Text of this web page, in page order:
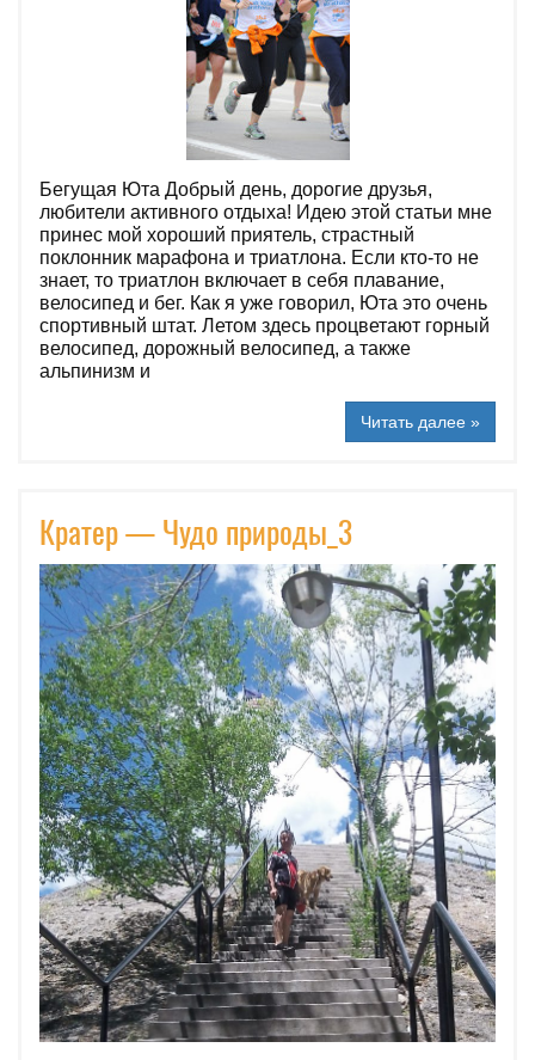
Бегущая Юта Добрый день, дорогие друзья,
любители активного отдыха! Идею этой статьи мне
принес мой хороший приятель, страстный
поклонник марафона и триатлона. Если кто-то не
знает, то триатлон включает в себя плавание,
велосипед и бег. Как я уже говорил, Юта это очень
спортивный штат. Летом здесь процветают горный
велосипед, дорожный велосипед, а также
альпинизм и
Читать далее »
Кратер — Чудо природы_3